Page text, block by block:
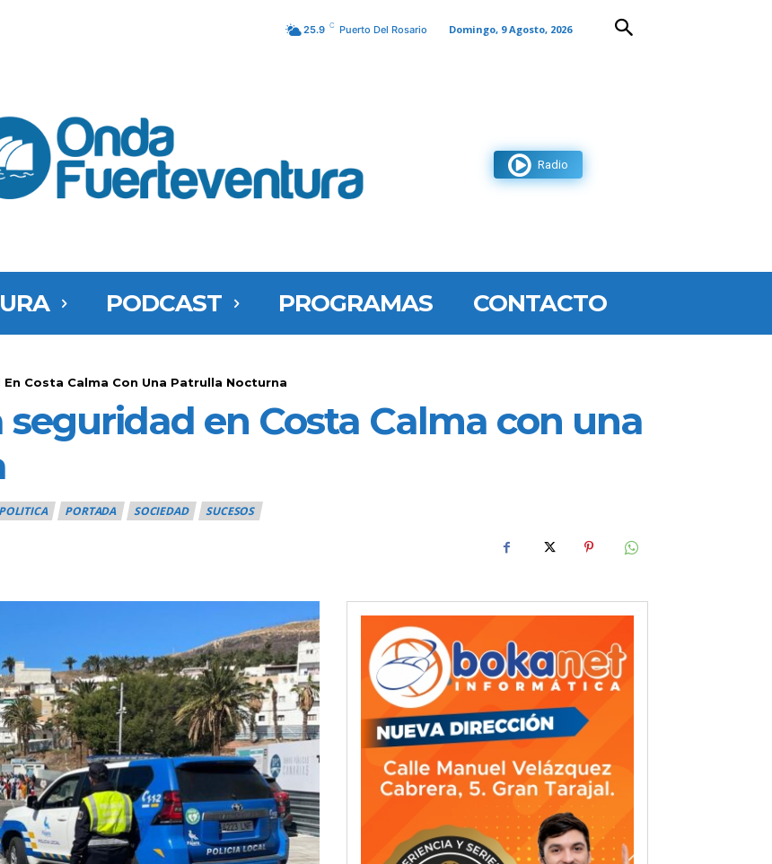
25.9 C Puerto Del Rosario Domingo, 9 Agosto, 2026
Radio
PODCAST PROGRAMAS CONTACTO
Costa Calma Con Una Patrulla Nocturna
seguridad en Costa Calma con una
POLITICA PORTADA SOCIEDAD SUCESOS